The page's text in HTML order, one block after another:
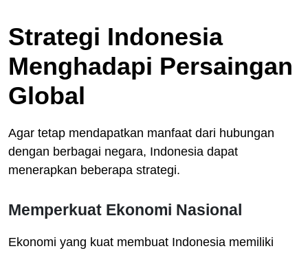
Strategi Indonesia
Menghadapi Persaingan
Global
Agar tetap mendapatkan manfaat dari hubungan
dengan berbagai negara, Indonesia dapat
menerapkan beberapa strategi.
Memperkuat Ekonomi Nasional
Ekonomi yang kuat membuat Indonesia memiliki